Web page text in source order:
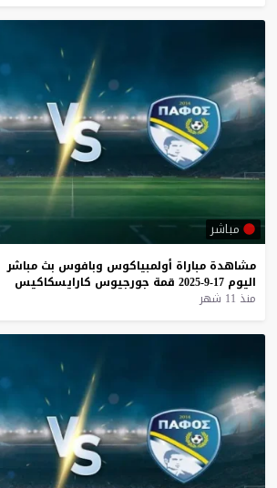
مباشر
مشاهدة مباراة أولمبياكوس وبافوس بث مباشر
اليوم 17-9-2025 قمة جورجيوس كارايسكاكيس
منذ 11 شهر